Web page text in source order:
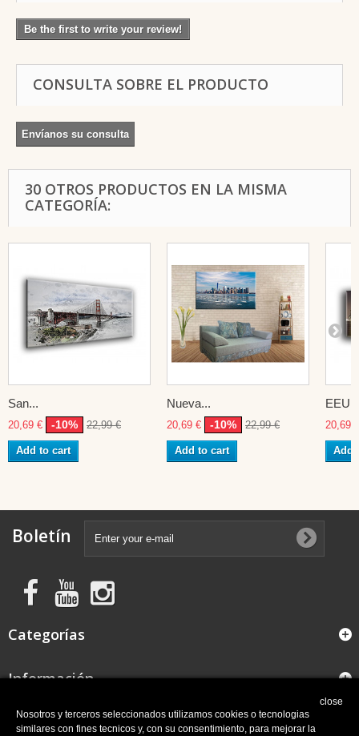
Be the first to write your review!
CONSULTA SOBRE EL PRODUCTO
Envíanos su consulta
30 OTROS PRODUCTOS EN LA MISMA
CATEGORÍA:
San...
20,69 € -10% 22,99 €
Add to cart
Nueva...
20,69 € -10% 22,99 €
Add to cart
20,69 €
Add
Boletín
Categorías
Información
close
Nosotros y terceros seleccionados utilizamos cookies o tecnologias
similares con fines tecnicos y, con su consentimiento, para mejorar la